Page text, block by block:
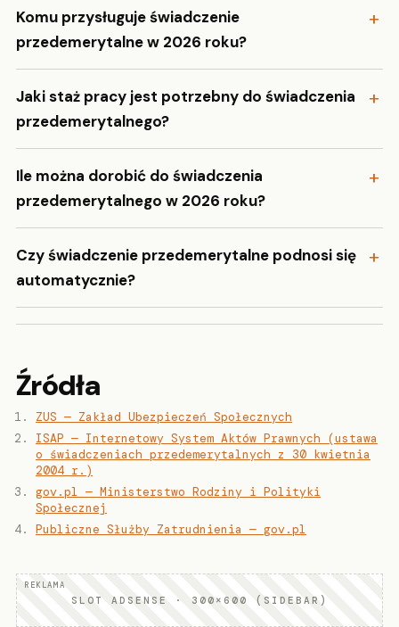
Komu przysługuje świadczenie
przedemerytalne w 2026 roku?
Jaki staż pracy jest potrzebny do świadczenia
przedemerytalnego?
Ile można dorobić do świadczenia
przedemerytalnego w 2026 roku?
Czy świadczenie przedemerytalne podnosi się
automatycznie?
Źródła
ZUS — Zakład Ubezpieczeń Społecznych
ISAP — Internetowy System Aktów Prawnych (ustawa
o świadczeniach przedemerytalnych z 30 kwietnia
2004 r.)
gov.pl — Ministerstwo Rodziny i Polityki
Społecznej
Publiczne Służby Zatrudnienia — gov.pl
SLOT ADSENSE · 300×600 (SIDEBAR)